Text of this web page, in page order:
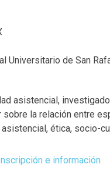
Universitario de San
asistencial,
la relación entre
ética, socio-
e información